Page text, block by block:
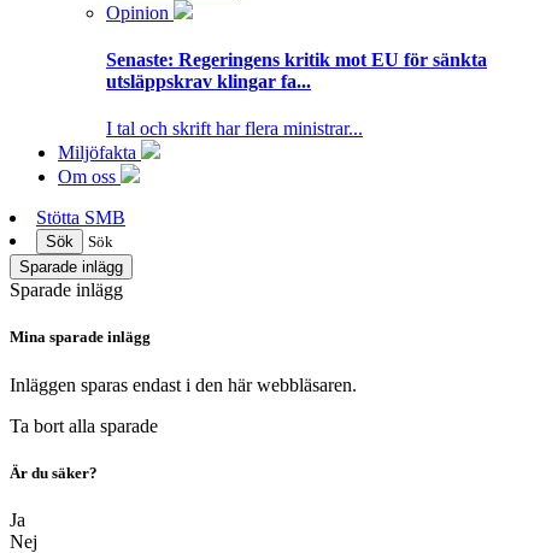
Opinion
Senaste: Regeringens kritik mot EU för sänkta
utsläppskrav klingar fa...
I tal och skrift har flera ministrar...
Miljöfakta
Om oss
Stötta SMB
Sök
Sök
Sparade inlägg
Sparade inlägg
Mina sparade inlägg
Inläggen sparas endast i den här webbläsaren.
Ta bort alla sparade
Är du säker?
Ja
Nej